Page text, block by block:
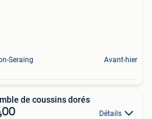
Seraing Avant-hier
de coussins dorés
Détails